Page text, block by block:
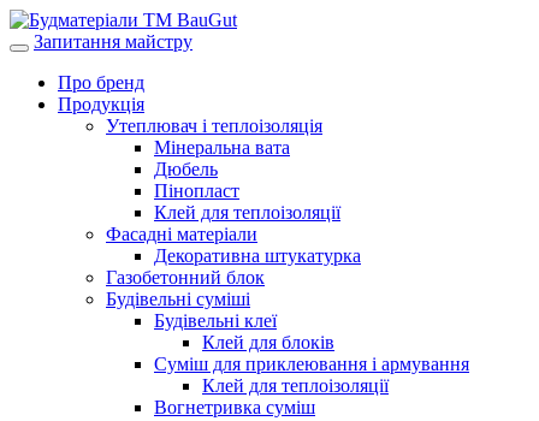
Запитання майстру
Про бренд
Продукція
Утеплювач і теплоізоляція
Мінеральна вата
Дюбель
Пінопласт
Клей для теплоізоляції
Фасадні матеріали
Декоративна штукатурка
Газобетонний блок
Будівельні суміші
Будівельні клеї
Клей для блоків
Суміш для приклеювання і армування
Клей для теплоізоляції
Вогнетривка суміш